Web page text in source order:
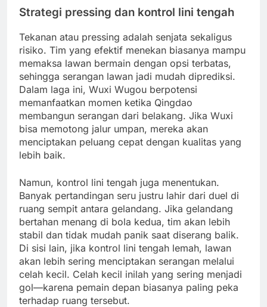
Strategi pressing dan kontrol lini tengah
Tekanan atau pressing adalah senjata sekaligus
risiko. Tim yang efektif menekan biasanya mampu
memaksa lawan bermain dengan opsi terbatas,
sehingga serangan lawan jadi mudah diprediksi.
Dalam laga ini, Wuxi Wugou berpotensi
memanfaatkan momen ketika Qingdao
membangun serangan dari belakang. Jika Wuxi
bisa memotong jalur umpan, mereka akan
menciptakan peluang cepat dengan kualitas yang
lebih baik.
Namun, kontrol lini tengah juga menentukan.
Banyak pertandingan seru justru lahir dari duel di
ruang sempit antara gelandang. Jika gelandang
bertahan menang di bola kedua, tim akan lebih
stabil dan tidak mudah panik saat diserang balik.
Di sisi lain, jika kontrol lini tengah lemah, lawan
akan lebih sering menciptakan serangan melalui
celah kecil. Celah kecil inilah yang sering menjadi
gol—karena pemain depan biasanya paling peka
terhadap ruang tersebut.